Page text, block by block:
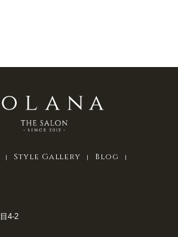
Style Gallery
Blog
4-2